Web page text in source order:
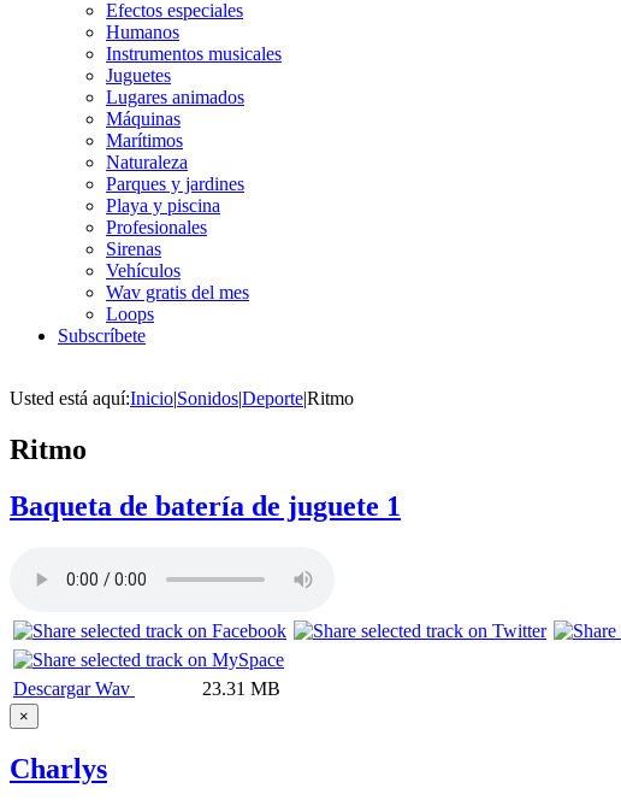
Efectos especiales
Humanos
Instrumentos musicales
Juguetes
Lugares animados
Máquinas
Marítimos
Naturaleza
Parques y jardines
Playa y piscina
Profesionales
Sirenas
Vehículos
Wav gratis del mes
Loops
Subscríbete
Usted está aquí:Inicio|Sonidos|Deporte|Ritmo
Ritmo
Baqueta de batería de juguete 1
Descargar Wav 23.31 MB
×
Charlys